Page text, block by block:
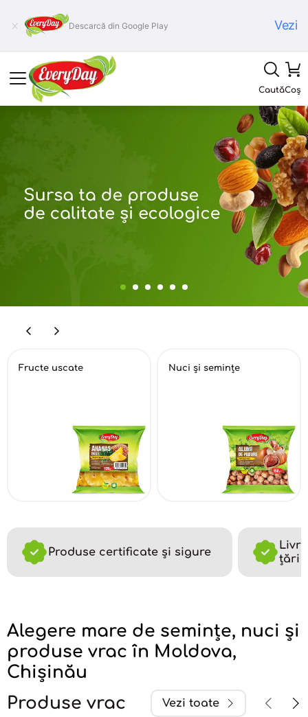
Descarcă din Google Play Vezi
CautăCoș
Produse certificate și sigure
țări
Alegere mare de semințe, nuci și
produse vrac în Moldova,
Chișinău
Produse vrac
Vezi toate
Fructe uscate Nuci și semințe